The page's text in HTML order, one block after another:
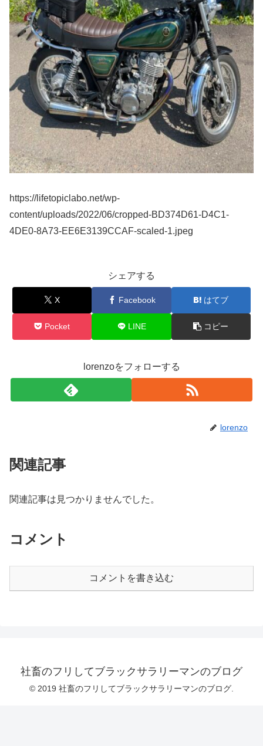
https://lifetopiclabo.net/wp-
content/uploads/2022/06/cropped-BD374D61-D4C1-
4DE0-8A73-EE6E3139CCAF-scaled-1.jpeg
シェアする
X Facebook はてブ
Pocket LINE コピー
lorenzoをフォローする
lorenzo
関連記事
関連記事は見つかりませんでした。
コメント
コメントを書き込む
社畜のフリしてブラックサラリーマンのブログ
© 2019 社畜のフリしてブラックサラリーマンのブログ.